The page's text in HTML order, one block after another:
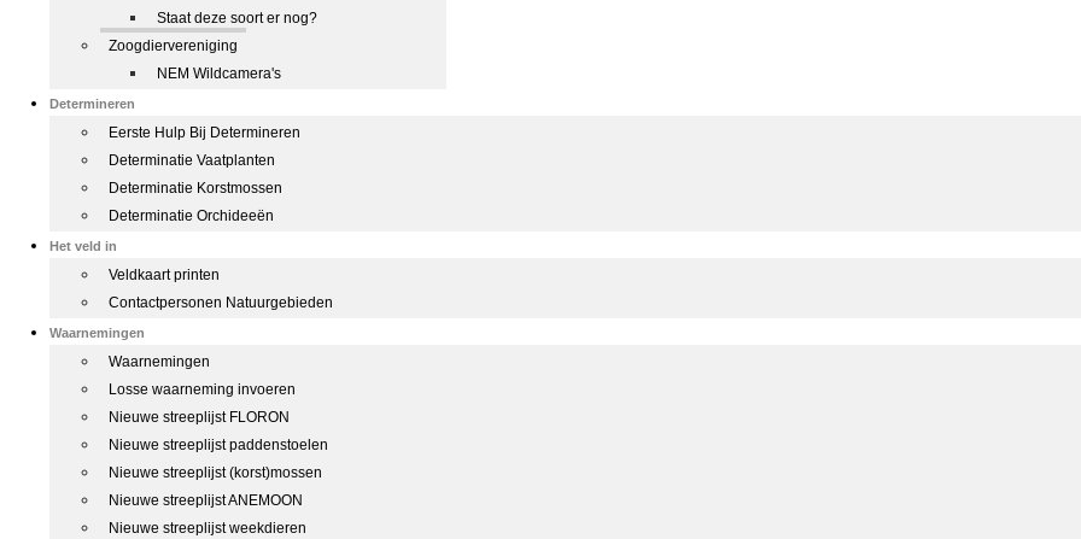
Staat deze soort er nog?
Zoogdiervereniging
NEM Wildcamera's
Determineren
Eerste Hulp Bij Determineren
Determinatie Vaatplanten
Determinatie Korstmossen
Determinatie Orchideeën
Het veld in
Veldkaart printen
Contactpersonen Natuurgebieden
Waarnemingen
Waarnemingen
Losse waarneming invoeren
Nieuwe streeplijst FLORON
Nieuwe streeplijst paddenstoelen
Nieuwe streeplijst (korst)mossen
Nieuwe streeplijst ANEMOON
Nieuwe streeplijst weekdieren